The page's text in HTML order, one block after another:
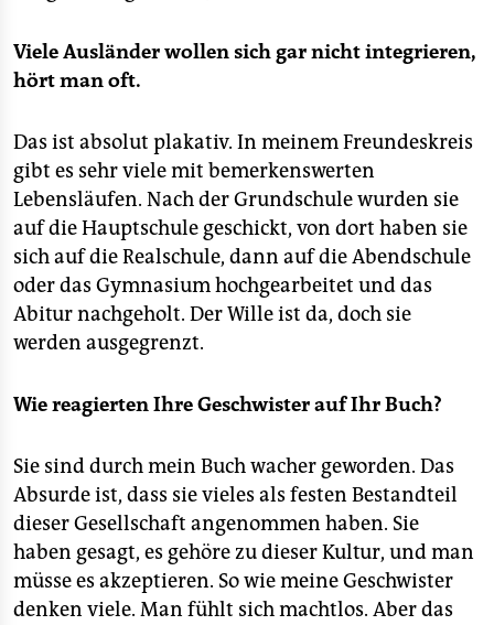
Viele Ausländer wollen sich gar nicht integrieren,
hört man oft.
Das ist absolut plakativ. In meinem Freundeskreis
gibt es sehr viele mit bemerkenswerten
Lebensläufen. Nach der Grundschule wurden sie
auf die Hauptschule geschickt, von dort haben sie
sich auf die Realschule, dann auf die Abendschule
oder das Gymnasium hochgearbeitet und das
Abitur nachgeholt. Der Wille ist da, doch sie
werden ausgegrenzt.
Wie reagierten Ihre Geschwister auf Ihr Buch?
Sie sind durch mein Buch wacher geworden. Das
Absurde ist, dass sie vieles als festen Bestandteil
dieser Gesellschaft angenommen haben. Sie
haben gesagt, es gehöre zu dieser Kultur, und man
müsse es akzeptieren. So wie meine Geschwister
denken viele. Man fühlt sich machtlos. Aber das